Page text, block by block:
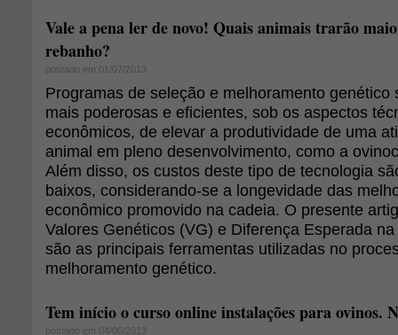
Vale a pena ler de novo! Quais animais trarão
rebanho?
postado em 01/07/2013
Programas de seleção e melhoramento genético
mais poderosas e eficientes, sob os aspectos
econômicos, de elevar a produtividade de uma
animal em pleno desenvolvimento, como a
Além disso, os custos deste tipo de tecnologia
baixos, considerando-se a longevidade das
econômico promovido na cadeia. O presente
Valores Genéticos (VG) e Diferença Esperada
são as principais ferramentas utilizadas no
melhoramento genético.
Tem início o curso online instalações para ovinos.
postado em 04/06/2013